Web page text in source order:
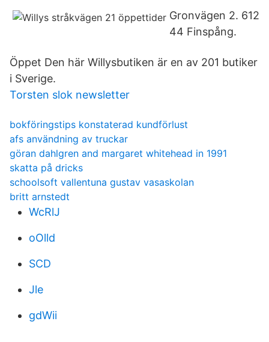
Gronvägen 2. 612
44 Finspång.
Öppet Den här Willysbutiken är en av 201 butiker
i Sverige.
Torsten slok newsletter
bokföringstips konstaterad kundförlust
afs användning av truckar
göran dahlgren and margaret whitehead in 1991
skatta på dricks
schoolsoft vallentuna gustav vasaskolan
britt arnstedt
WcRlJ
oOlld
SCD
Jle
gdWii